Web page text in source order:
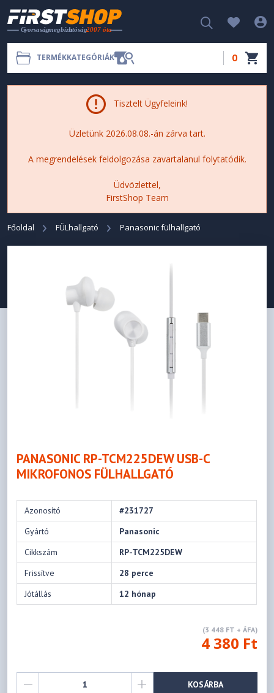
TERMÉKKATEGÓRIÁK 0
Tisztelt Ügyfeleink!
Üzletünk 2026.08.08.-án zárva tart.
A megrendelések feldolgozása zavartalanul folytatódik.
Üdvözlettel,
FirstShop Team
Főoldal FÜLhallgató Panasonic fülhallgató
PANASONIC RP-TCM225DEW USB-C
MIKROFONOS FÜLHALLGATÓ
Azonosító
#231727
Gyártó
Panasonic
Cikkszám
RP-TCM225DEW
Frissítve
28 perce
Jótállás
12 hónap
(3 448 FT + ÁFA)
4 380 Ft
KOSÁRBA